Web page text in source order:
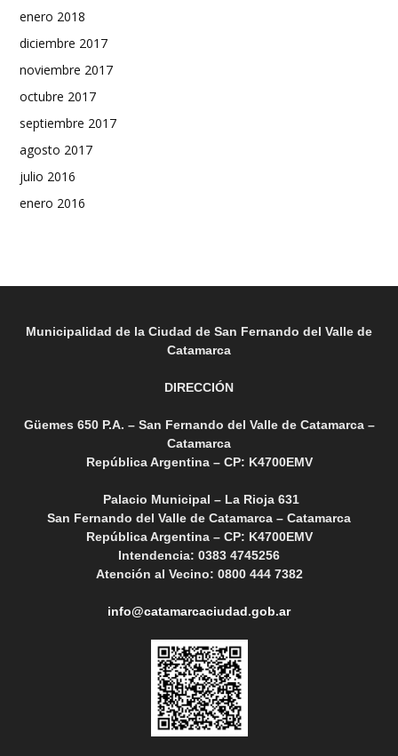
enero 2018
diciembre 2017
noviembre 2017
octubre 2017
septiembre 2017
agosto 2017
julio 2016
enero 2016
Municipalidad de la Ciudad de San Fernando del Valle de
Catamarca
DIRECCIÓN
Güemes 650 P.A. – San Fernando del Valle de Catamarca –
Catamarca
República Argentina – CP: K4700EMV
Palacio Municipal – La Rioja 631
San Fernando del Valle de Catamarca – Catamarca
República Argentina – CP: K4700EMV
Intendencia: 0383 4745256
Atención al Vecino: 0800 444 7382
info@catamarcaciudad.gob.ar